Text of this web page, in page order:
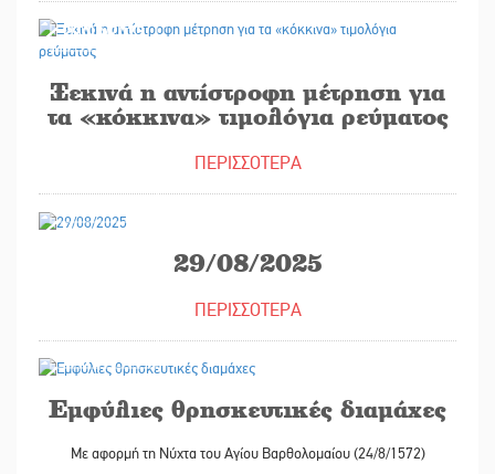
29/08/2025
Ξεκινά η αντίστροφη μέτρηση για
τα «κόκκινα» τιμολόγια ρεύματος
ΠΕΡΙΣΣΟΤΕΡΑ
29/08/2025
ΠΕΡΙΣΣΟΤΕΡΑ
Εμφύλιες θρησκευτικές διαμάχες
Με αφορμή τη Νύχτα του Αγίου Βαρθολομαίου (24/8/1572)